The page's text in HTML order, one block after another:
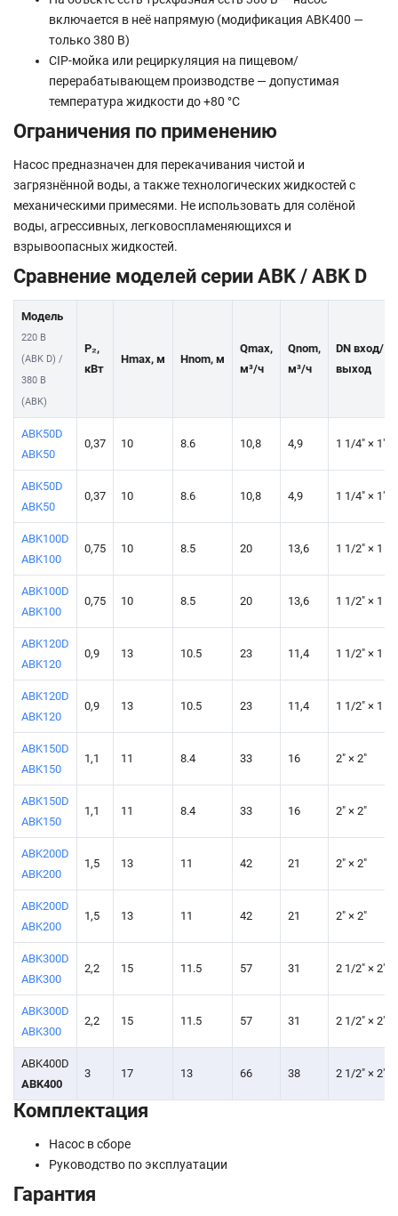
включается в неё напрямую (модификация ABK400 —
только 380 В)
CIP-мойка или рециркуляция на пищевом/
перерабатывающем производстве — допустимая
температура жидкости до +80 °C
Ограничения по применению
Насос предназначен для перекачивания чистой и
загрязнённой воды, а также технологических жидкостей с
механическими примесями. Не использовать для солёной
воды, агрессивных, легковоспламеняющихся и
взрывоопасных жидкостей.
Сравнение моделей серии ABK / ABK D
Модель
220 В
(ABK D) /
380 В
(ABK)
P₂,
кВт
Hmax, м Hnom, м
Qmax,
м³/ч
Qnom,
м³/ч
DN вход/
выход
ABK50D
ABK50
0,37 10 8.6 10,8 4,9 1 1/4" × 1"
ABK50D
ABK50
0,37 10 8.6 10,8 4,9 1 1/4" × 1"
ABK100D
ABK100
0,75 10 8.5 20 13,6 1 1/2" × 1 1/
ABK100D
ABK100
0,75 10 8.5 20 13,6 1 1/2" × 1 1/
ABK120D
ABK120
0,9 13 10.5 23 11,4 1 1/2" × 1 1/
ABK120D
ABK120
0,9 13 10.5 23 11,4 1 1/2" × 1 1/
ABK150D
ABK150
1,1 11 8.4 33 16 2" × 2"
ABK150D
ABK150
1,1 11 8.4 33 16 2" × 2"
ABK200D
ABK200
1,5 13 11 42 21 2" × 2"
ABK200D
ABK200
1,5 13 11 42 21 2" × 2"
ABK300D
ABK300
2,2 15 11.5 57 31 2 1/2" × 2"
ABK300D
ABK300
2,2 15 11.5 57 31 2 1/2" × 2"
ABK400D
ABK400
3 17 13 66 38 2 1/2" × 2"
Комплектация
Насос в сборе
Руководство по эксплуатации
Гарантия